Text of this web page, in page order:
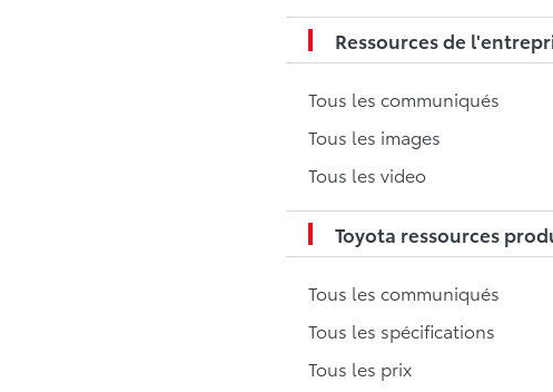
Ressources de
Tous les communiqués
Tous les images
Tous les video
Toyota ressources
Tous les communiqués
Tous les spécifications
Tous les prix